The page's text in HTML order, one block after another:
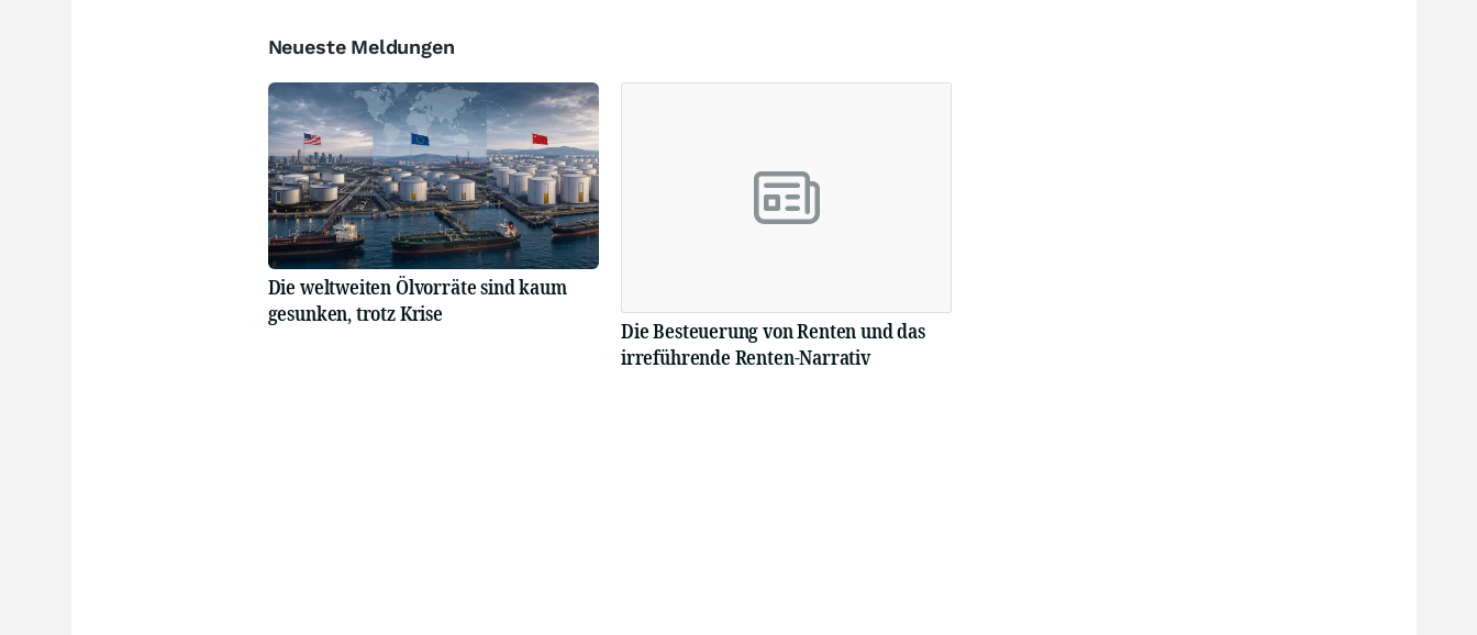
Neueste Meldungen
Die weltweiten Ölvorräte sind kaum
gesunken, trotz Krise
Die Besteuerung von Renten und das
irreführende Renten-Narrativ